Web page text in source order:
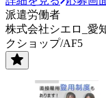
派遣労働者
株式会社シエロ_愛
クショップ/AF5